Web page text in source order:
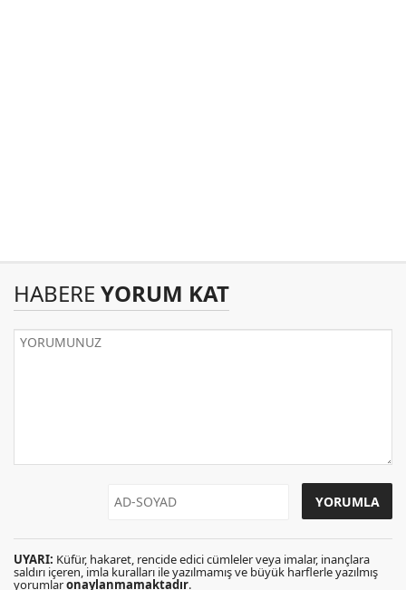
HABERE YORUM KAT
UYARI: Küfür, hakaret, rencide edici cümleler veya imalar, inançlara
saldırı içeren, imla kuralları ile yazılmamış ve büyük harflerle yazılmış
yorumlaronaylanmamaktadır.